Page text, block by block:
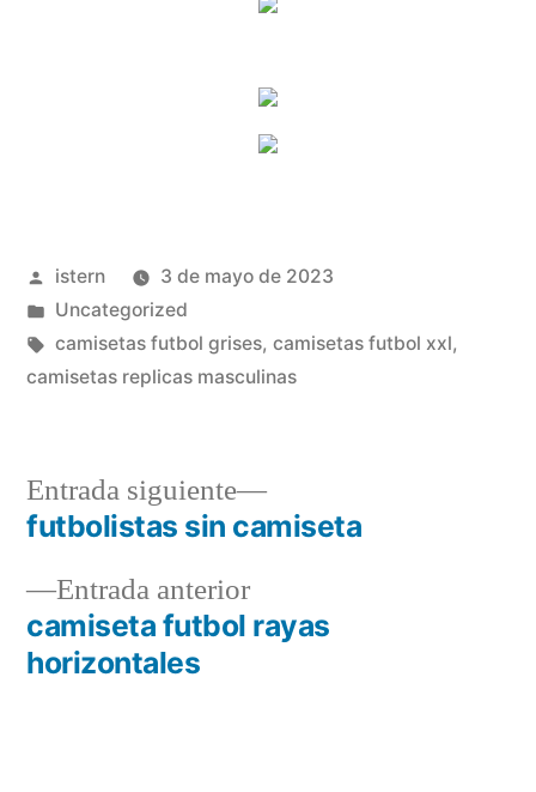
Publicado
por
istern
3 de mayo de 2023
Publicado
en
Uncategorized
Etiquetas:
camisetas futbol grises, camisetas futbol xxl,
camisetas replicas masculinas
Navegación
de
entradas
Entrada anteriorEntrada
anterior:
camiseta futbol rayas
horizontales
Entrada siguiente
Entrada
siguiente:
futbolistas sin camiseta